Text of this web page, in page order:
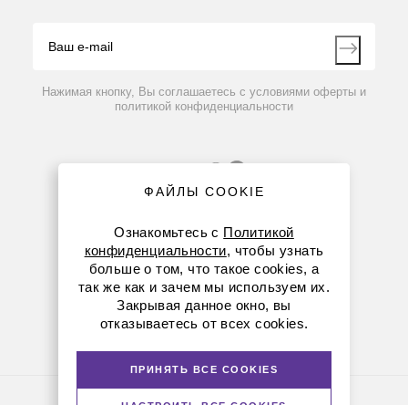
Контакты
Нажимая кнопку, Вы соглашаетесь с условиями оферты и
политикой конфиденциальности
8 (800) 234-05-08
+7 (923) 303-01-52
ФАЙЛЫ COOKIE
Ознакомьтесь с Политикой
конфиденциальности, чтобы узнать
больше о том, что такое cookies, а
так же как и зачем мы используем их.
Закрывая данное окно, вы
отказываетесь от всех cookies.
ПРИНЯТЬ ВСЕ COOKIES